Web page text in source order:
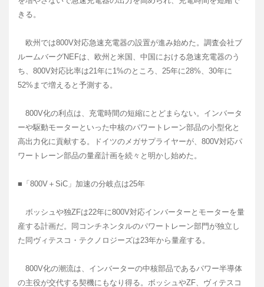
きる。
欧州では800V対応急速充電器の設置が進み始めた。調査会社ブ
ルームバーグNEFは、欧州と米国、中国における急速充電器のう
ち、800V対応比率は21年に1%のところ、25年に28%、30年に
52%まで増えると予測する。
800V化の利点は、充電時間の短縮にとどまらない。インバータ
ーや駆動モーターといった中核のパワートレーン部品の小型化と
高出力化に貢献する。ドイツのメガサプライヤーが、800V対応パ
ワートレーン部品の量産計画を続々と明かし始めた。
■「800V＋SiC」加速の分岐点は25年
ボッシュや独ZFは22年に800V対応インバーターとモーターを量
産する計画だ。同コンチネンタルのパワートレーン部門が独立し
た同ヴィテスコ・テクノロジーズは23年から量産する。
800V化の潮流は、インバーターの中核部品であるパワー半導体
の主役が交代する契機にもなり得る。ボッシュやZF、ヴィテスコ